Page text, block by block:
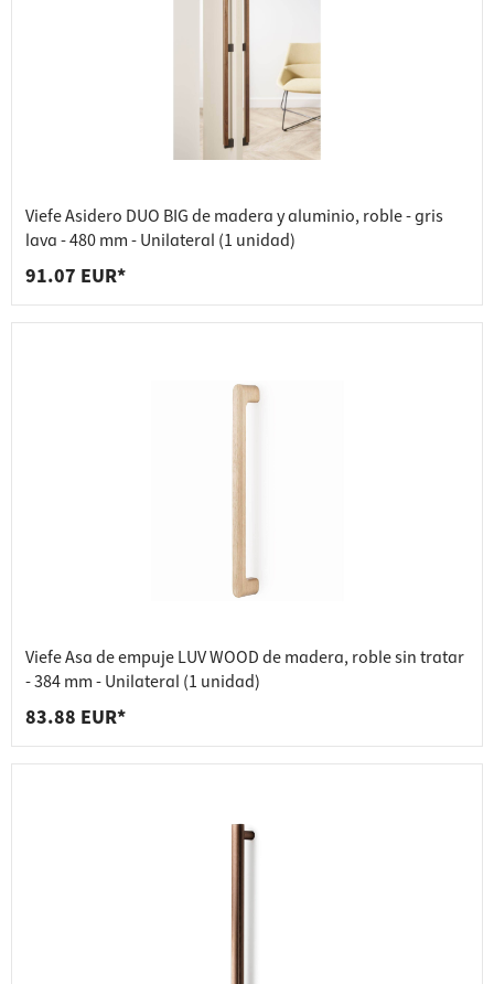
Viefe Asidero DUO BIG de madera y aluminio, roble - gris
lava - 480 mm - Unilateral (1 unidad)
91.07 EUR*
Viefe Asa de empuje LUV WOOD de madera, roble sin tratar
- 384 mm - Unilateral (1 unidad)
83.88 EUR*